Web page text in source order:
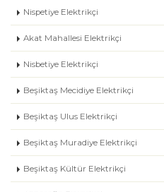
Nispetiye Elektrikçi
Akat Mahallesi Elektrikçi
Nisbetiye Elektrikçi
Beşiktaş Mecidiye Elektrikçi
Beşiktaş Ulus Elektrikçi
Beşiktaş Muradiye Elektrikçi
Beşiktaş Kültür Elektrikçi